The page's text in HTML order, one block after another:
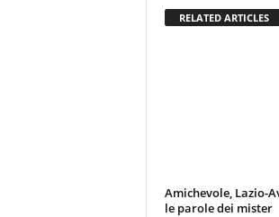
RELATED ARTICLES
Amichevole, Lazio-
le parole dei mister